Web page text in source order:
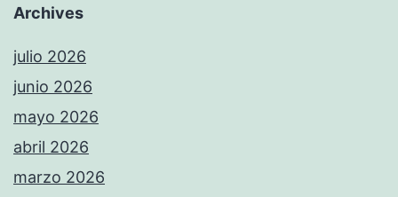
Archives
julio 2026
junio 2026
mayo 2026
abril 2026
marzo 2026